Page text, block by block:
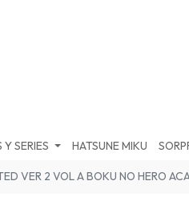
Y SERIES HATSUNE MIKU
VER 2 VOL A BOKU NO HERO